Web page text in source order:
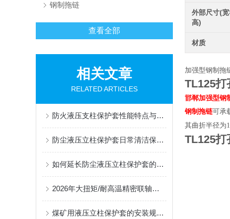
钢制拖链
查看全部
相关文章
RELATED ARTICLES
防火液压支柱保护套性能特点与阻燃防护应用
防尘液压立柱保护套日常清洁保养与更换规范
如何延长防尘液压立柱保护套的使用寿命？
2026年大扭矩/耐高温精密联轴器定制找哪家？能实现精准定制的优质厂家盘点
煤矿用液压立柱保护套的安装规范与使用寿命提升方案
外部尺寸(
高)
材质
加强型钢制拖
TL125打
邯郸加强型钢
钢制拖链可承
其曲折半径为
TL125打